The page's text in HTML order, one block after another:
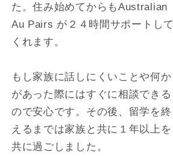
た。住み始めてからもAustralian
Au Pairs が２４時間サポートして
くれます。
もし家族に話しにくいことや何か
があった際にはすぐに相談できる
ので安心です。その後、留学を終
えるまでは家族と共に１年以上を
共に過ごしました。